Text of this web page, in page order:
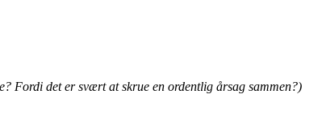
Fordi det er svært at skrue en ordentlig årsag sammen?)